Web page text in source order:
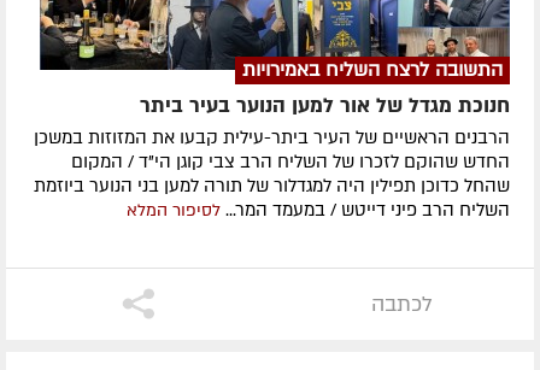
התשובה לרצח השליח באמירויות
חנוכת מגדל של אור למען הנוער בעיר ביתר
הרבנים הראשיים של העיר ביתר-עילית קבעו את המזוזות במשכן
החדש שהוקם לזכרו של השליח הרב צבי קוגן הי"ד / המקום
שהחל כדוכן תפילין היה למגדלור של תורה למען בני הנוער ביוזמת
השליח הרב פיני דייטש / במעמד המר... לסיפור המלא
לכתבה